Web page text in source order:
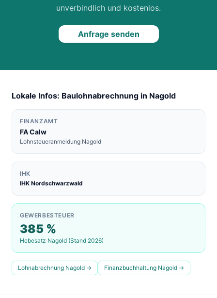
unverbindlich und kostenlos.
Anfrage senden
Lokale Infos: Baulohnabrechnung in Nagold
FINANZAMT
FACalw
Lohnsteueranmeldung Nagold
IHK
IHK Nordschwarzwald
GEWERBESTEUER
385 %
Hebesatz Nagold (Stand 2026)
Lohnabrechnung Nagold → Finanzbuchhaltung Nagold →